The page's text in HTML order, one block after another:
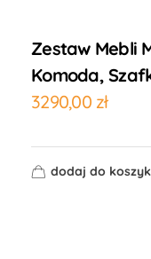
Zestaw Mebli
Komoda,
3290,00 zł
dodaj do